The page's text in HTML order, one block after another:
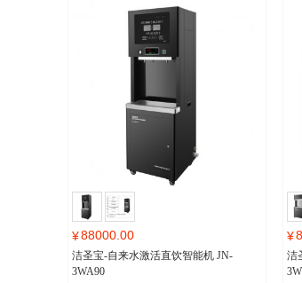
¥88000.00
洁圣宝-自来水激活直饮智能机 JN-
3WA90
¥
洁